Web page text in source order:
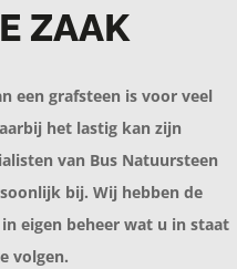
ZAAK
een grafsteen is voor veel
het lastig kan zijn
van Bus Natuursteen
bij. Wij hebben de
eigen beheer wat u in staat
volgen.